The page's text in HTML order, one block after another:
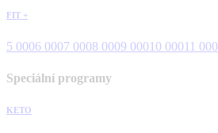
FIT +
5 0006 0007 0008 0009 00010 00011 000
Speciální programy
KETO